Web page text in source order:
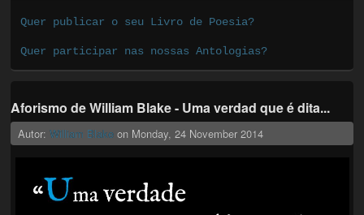
Quer publicar o seu Livro de Poesia?
Quer participar nas nossas Antologias?
Aforismo de William Blake - Uma verdad que é dita...
Autor:William Blake on Monday, 24 November 2014